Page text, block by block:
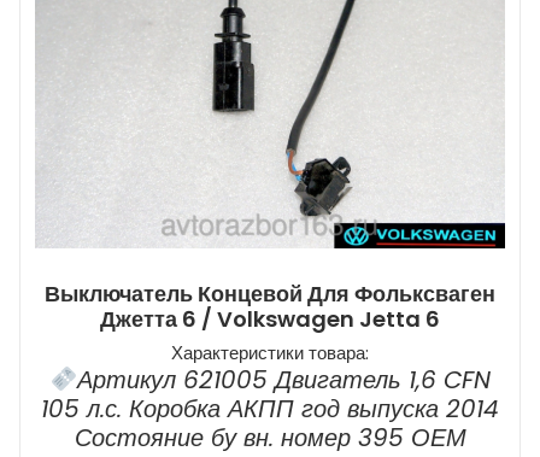
Выключатель Концевой Для Фольксваген
Джетта 6 / Volkswagen Jetta 6
Характеристики товара:
Артикул 621005 Двигатель 1,6 CFN
105 л.с. Коробка АКПП год выпуска 2014
Состояние бу вн. номер 395 ОЕМ